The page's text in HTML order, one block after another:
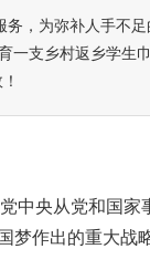
，为弥补人手不
一支乡村返乡学生
中央从党和国家
梦作出的重大战